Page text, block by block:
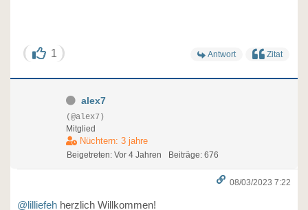
1 Antwort Zitat
alex7
(@alex7)
Mitglied
Nüchtern: 3 jahre
Beigetreten: Vor 4 Jahren Beiträge: 676
08/03/2023 7:22
@lilliefeh herzlich Willkommen!